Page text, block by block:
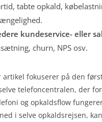
tabte opkald,
kundeservice- eller
churn, NPS osv.
artikel fokuserer på den
selve telefoncentralen, der
og opkaldsflow
i selve opkaldsrejsen,